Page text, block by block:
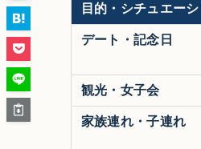
目的・シチュエー
デート・記念日
観光・女子会
家族連れ・子連れ